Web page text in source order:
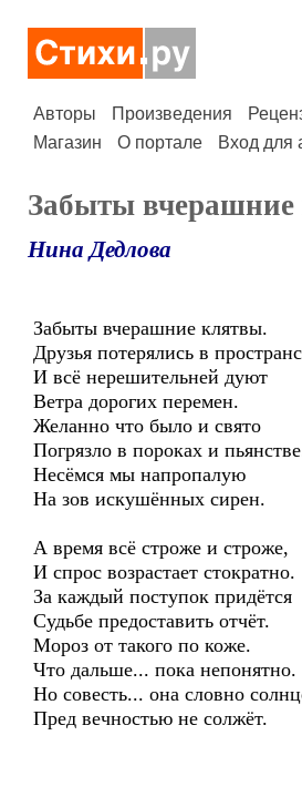
Авторы Произведения
Магазин
О портале Вход для
Забыты
Нина Дедлова
Забыты вчерашние клятвы.
Друзья потерялись в
И всё нерешительней дуют
Ветра дорогих перемен.
Желанно что было и свято
Погрязло в пороках и
Несёмся мы напропалую
На зов искушённых сирен.
А время всё строже и строже,
И спрос возрастает стократно.
За каждый поступок придётся
Судьбе предоставить отчёт.
Мороз от такого по коже.
Что дальше... пока непонятно.
Но совесть... она словно
Пред вечностью не солжёт.